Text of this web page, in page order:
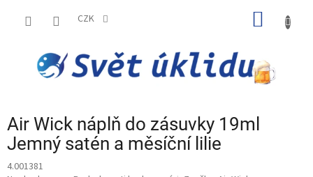
CZK
Air Wick náplň do zásuvky 19ml
Jemný satén a měsíční lilie
4.001381